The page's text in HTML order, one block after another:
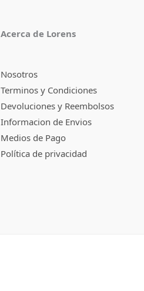
Acerca de Lorens
Nosotros
Terminos y Condiciones
Devoluciones y Reembolsos
Informacion de Envios
Medios de Pago
Política de privacidad